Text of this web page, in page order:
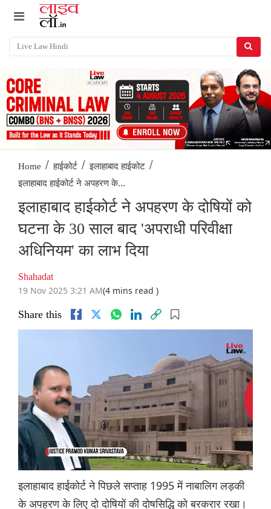
Home / हाईकोर्ट / इलाहाबाद हाईकोट /
इलाहाबाद हाईकोर्ट ने अपहरण के...
इलाहाबाद हाईकोर्ट ने अपहरण के दोषियों को
घटना के 30 साल बाद 'अपराधी परिवीक्षा
अधिनियम' का लाभ दिया
Shahadat
19 Nov 2025 3:21 AM(4 mins read )
Share this
इलाहाबाद हाईकोर्ट ने पिछले सप्ताह 1995 में नाबालिग लड़की
के अपहरण के लिए दो दोषियों की दोषसिद्धि को बरकरार रखा।